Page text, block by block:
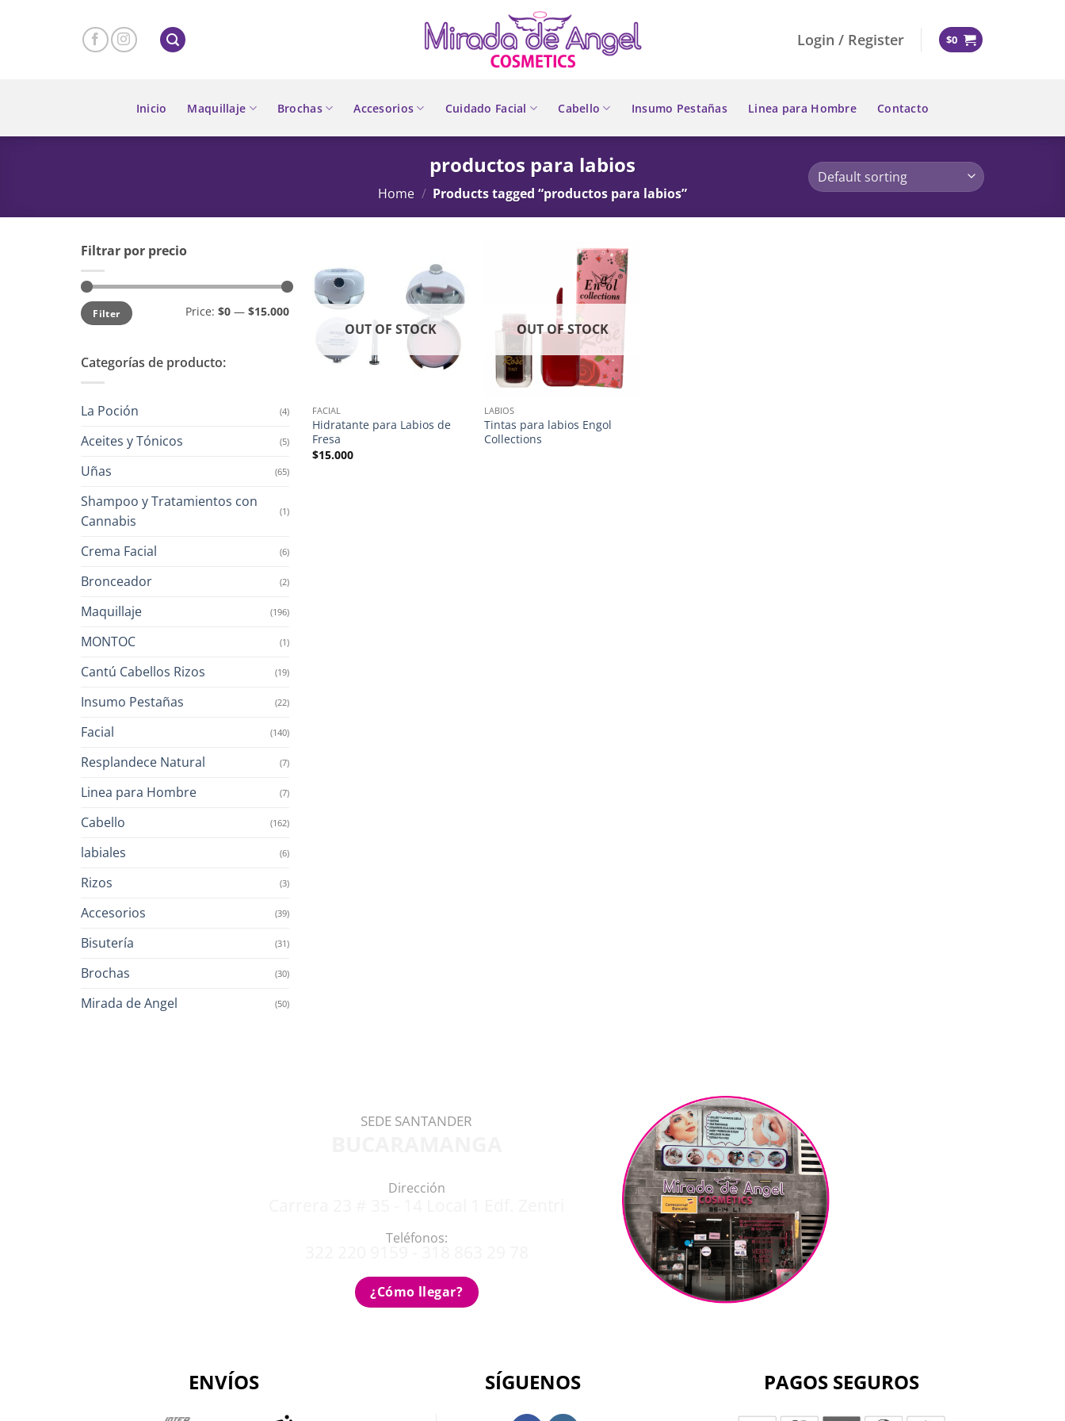
Login / Register $0
Inicio Maquillaje Brochas Accesorios Cuidado Facial Cabello Insumo Pestañas Linea para Hombre Contacto
productos para labios
Home / Products tagged “productos para labios”
Filtrar por precio
Min
price
Max
priceFilter Price: $0— $15.000
Categorías de producto:
La Poción (4)
Aceites y Tónicos (5)
Uñas (65)
Shampoo y Tratamientos con
Cannabis
(1)
Crema Facial (6)
Bronceador (2)
Maquillaje (196)
MONTOC (1)
Cantú Cabellos Rizos (19)
Insumo Pestañas (22)
Facial (140)
Resplandece Natural (7)
Linea para Hombre (7)
Cabello (162)
labiales (6)
Rizos (3)
Accesorios (39)
Bisutería (31)
Brochas (30)
Mirada de Angel (50)
OUT OF STOCK
FACIAL
Hidratante para Labios de
Fresa
$15.000
OUT OF STOCK
LABIOS
Tintas para labios Engol
Collections
SEDE SANTANDER
Dirección
Teléfonos:
¿Cómo llegar?
ENVÍOS SÍGUENOS PAGOS SEGUROS